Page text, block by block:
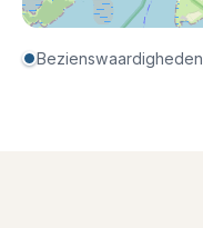
Bezienswaardigheden